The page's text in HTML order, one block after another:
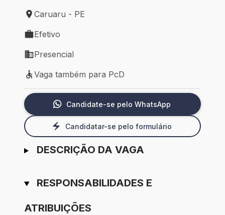
Local de trabalho: Caruaru - PE
Caruaru - PE
Tipo de vaga: Efetivo
Efetivo
Modelo de trabalho: Presencial
Presencial
Vaga também para PcD
Vaga também para PcD
Candidate-se pelo WhatsApp
Candidatar-se pelo formulário
DESCRIÇÃO DA VAGA
RESPONSABILIDADES E
ATRIBUIÇÕES